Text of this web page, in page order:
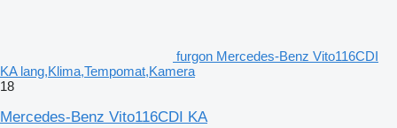
furgon Mercedes-Benz Vito116CDI
KA lang,Klima,Tempomat,Kamera
18
Mercedes-Benz Vito116CDI KA